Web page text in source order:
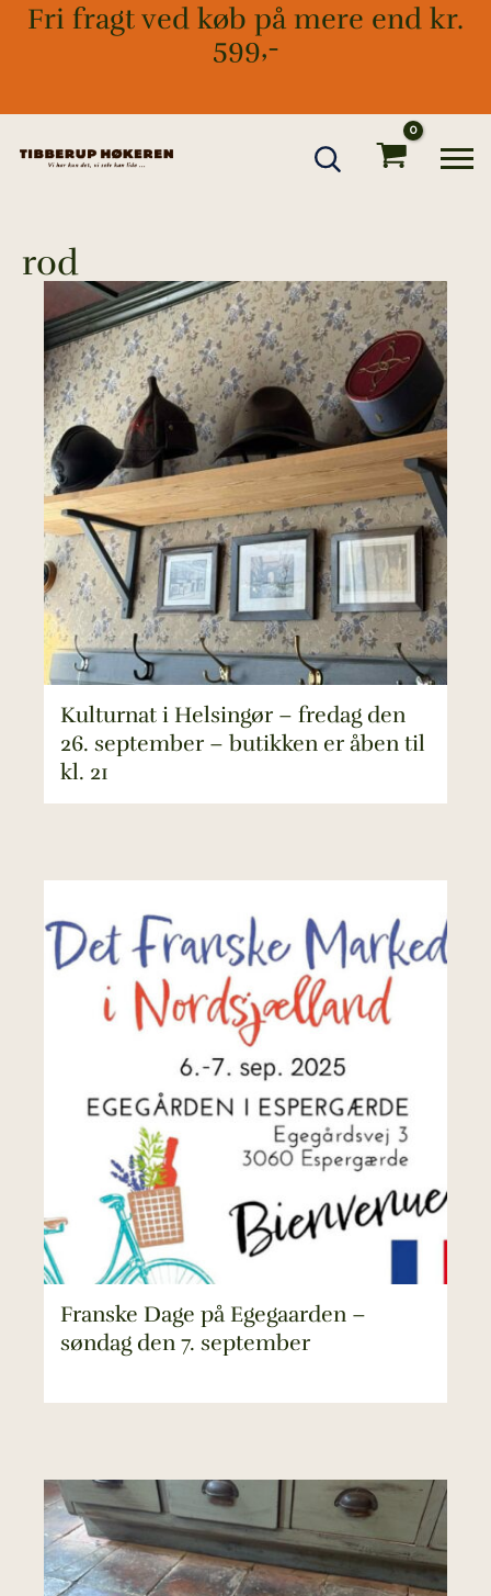
Fri fragt ved køb på mere end kr.
599,-
rod
Kulturnat i Helsingør – fredag den
26. september – butikken er åben til
kl. 21
Franske Dage på Egegaarden –
søndag den 7. september